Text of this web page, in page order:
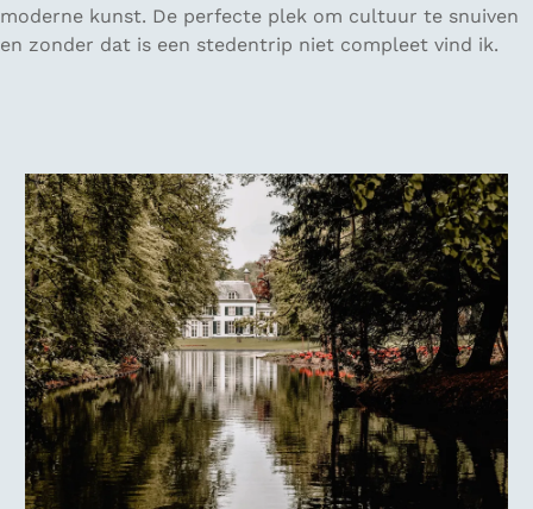
moderne kunst. De perfecte plek om cultuur te snuiven
en zonder dat is een stedentrip niet compleet vind ik.